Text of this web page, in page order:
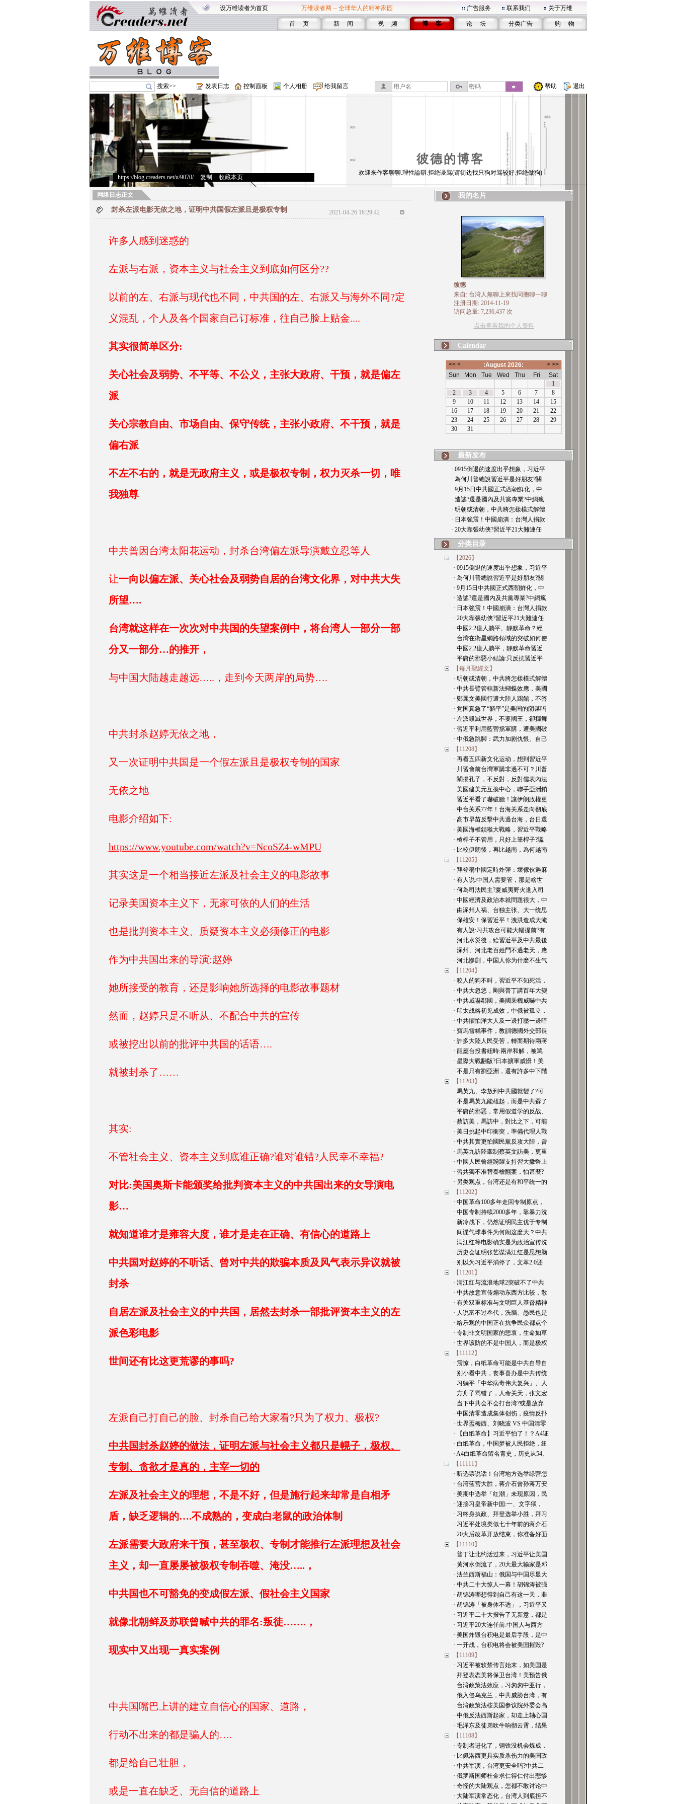
设万维读者为首页 万维读者网 -- 全球华人的精神家园 广告服务 联系我们 关于万维
首 页 新 闻 视 频 博 客 论 坛 分类广告 购 物
搜索>> 发表日志 控制面板 个人相册 给我留言 帮助 退出
彼德的博客
https://blog.creaders.net/u/9070/> 复制 收藏本页
欢迎来作客聊聊.理性論辯.拒绝谩骂(请街边找只狗对骂较好.拒绝做狗)
网络日志正文
封杀左派电影无依之地，证明中共国假左派且是极权专制 2021-04-26 18:29:42
许多人感到迷惑的
左派与右派，资本主义与社会主义到底如何区分??
以前的左、右派与现代也不同，中共国的左、右派又与海外不同?定
义混乱，个人及各个国家自己订标准，往自己脸上贴金....
其实很简单区分:
关心社会及弱势、不平等、不公义，主张大政府、干预，就是偏左
派
关心宗教自由、市场自由、保守传统，主张小政府、不干预，就是
偏右派
不左不右的，就是无政府主义，或是极权专制，权力灭杀一切，唯
我独尊
中共曾因台湾太阳花运动，封杀台湾偏左派导演戴立忍等人
让一向以偏左派、关心社会及弱势自居的台湾文化界，对中共大失
所望….
台湾就这样在一次次对中共国的失望案例中，将台湾人一部分一部
分又一部分…的推开，
与中国大陆越走越远…..，走到今天两岸的局势….
中共封杀赵婷无依之地，
又一次证明中共国是一个假左派且是极权专制的国家
无依之地
电影介绍如下:
https://www.youtube.com/watch?v=NcoSZ4-wMPU
其实这是一个相当接近左派及社会主义的电影故事
记录美国资本主义下，无家可依的人们的生活
也是批判资本主义、质疑资本主义必须修正的电影
作为中共国出来的导演:赵婷
她所接受的教育，还是影响她所选择的电影故事题材
然而，赵婷只是不听从、不配合中共的宣传
或被挖出以前的批评中共国的话语….
就被封杀了……
其实:
不管社会主义、资本主义到底谁正确?谁对谁错?人民幸不幸福?
对比:美国奥斯卡能颁奖给批判资本主义的中共国出来的女导演电
影…
就知道谁才是雍容大度，谁才是走在正确、有信心的道路上
中共国对赵婷的不听话、曾对中共的欺骗本质及风气表示异议就被
封杀
自居左派及社会主义的中共国，居然去封杀一部批评资本主义的左
派色彩电影
世间还有比这更荒谬的事吗?
左派自己打自己的脸、封杀自己给大家看?只为了权力、极权?
中共国封杀赵婷的做法，证明左派与社会主义都只是幌子，极权、
专制、贪欲才是真的，主宰一切的
左派及社会主义的理想，不是不好，但是施行起来却常是自相矛
盾，缺乏逻辑的….不成熟的，变成白老鼠的政治体制
左派需要大政府来干预，甚至极权、专制才能推行左派理想及社会
主义，却一直屡屡被极权专制吞噬、淹没…..，
中共国也不可豁免的变成假左派、假社会主义国家
就像北朝鲜及苏联曾喊中共的罪名:叛徒…….，
现实中又出现一真实案例
中共国嘴巴上讲的建立自信心的国家、道路，
行动不出来的都是骗人的….
都是给自己壮胆，
或是一直在缺乏、无自信的道路上
我的名片
彼德
来自: 台湾人無聊上來找同胞聊一聊
注册日期: 2014-11-19
访问总量: 7,236,437 次
点击查看我的个人资料
Calendar
最新发布
· 0915倒退的速度出乎想象，习近平
· 為何川普總說習近平是好朋友?關
· 9月15日中共國正式西朝鮮化，中
· 造謠?還是國內及共黨專業?中網瘋
· 明朝或清朝，中共將怎樣模式解體
· 日本強震！中國崩潰：台灣人捐款
· 20大靠張幼俠?習近平21大難連任
分类目录
【2026】
· 0915倒退的速度出乎想象，习近平
· 為何川普總說習近平是好朋友?關
· 9月15日中共國正式西朝鮮化，中
· 造謠?還是國內及共黨專業?中網瘋
· 日本強震！中國崩潰：台灣人捐款
· 20大靠張幼俠?習近平21大難連任
· 中國2.2億人躺平、靜默革命？經
· 台灣在衛星網路領域的突破如何使
· 中國2.2億人躺平，靜默革命習近
· 平庸的邪惡小結論:只反抗習近平
【每月聖經文】
· 明朝或清朝，中共將怎樣模式解體
· 中共長臂管轄新法蝴蝶效應，美國
· 鄭麗文美國行遭大陸人踢館，不答
· 党国真急了“躺平”是美国的阴谋吗
· 左派毀滅世界，不要國王，卻揮舞
· 習近平利用藍營擋軍購，遭美國破
· 中俄急跳脚：武力加剧仇恨。自己
【11208】
· 再看五四新文化运动，想到習近平
· 川習會前台灣軍購非過不可？川普
· 闡揚孔子，不反對，反對儒表內法
· 美國建美元互換中心，聯手亞洲鎖
· 習近平看了嚇破膽！讓伊朗政權更
· 中台关系77年！台海关系走向彻底
· 高市早苗反擊中共過台海，台日還
· 美國海權鎖喉大戰略，習近平戰略
· 槍桿子不管用，只好上筆桿子?謊
· 比較伊朗後，再比越南，為何越南
【11205】
· 拜登稱中國定時炸彈：壞傢伙遇麻
· 有人说:中国人需要管，那是啥世
· 何為司法民主?夏威夷野火進入司
· 中國經濟及政治本就問題很大，中
· 由涿州人祸、台独主张、大一统思
· 保雄安！保習近平！洩洪造成大淹
· 有人說:习共攻台可能大幅提前?有
· 河北水災後，給習近平及中共最後
· 涿州、河北老百姓鬥不過老天，應
· 河北惨剧，中国人你为什麽不生气
【11204】
· 咬人的狗不叫，習近平不知死活，
· 中共大忽悠，剛與普丁講百年大變
· 中共威嚇鄰國，美國乘機威嚇中共
· 印太战略初见成效，中俄被孤立，
· 中共懼怕洋大人及一邊打壓一邊暗
· 寶馬雪糕事件，教訓德國外交部長
· 許多大陸人民受苦，轉而期待兩蔣
· 龍應台投書紐時:兩岸和解，被罵
· 星際大戰翻版?日本擴軍威懾！美
· 不是只有劉亞洲，還有許多中下階
【11203】
· 馬英九、李敖到中共國就變了?可
· 不是馬英九能雄起，而是中共孬了
· 平庸的邪恶，常用假道学的反战、
· 蔡訪美，馬訪中，對比之下，可能
· 美日挑起中印衝突，準備代理人戰
· 中共其實更怕國民黨反攻大陸，曾
· 馬英九訪陸牽制蔡英文訪美，更重
· 中國人民曾經踴躍支持習大撒幣上
· 習共獨不准替秦檜翻案，怕甚麼?
· 另类观点，台湾还是有和平统一的
【11202】
· 中国革命100多年走回专制原点，
· 中国专制持续2000多年，靠暴力洗
· 新冷战下，仍然证明民主优于专制
· 间谍气球事件为何闹这麽大？中共
· 满江红等电影确实是为政治宣传洗
· 历史会证明张艺谋满江红是思想脑
· 别以为习近平消停了，文革2.0还
【11201】
· 满江红与流浪地球2突破不了中共
· 中共故意宣传煽动东西方比较，散
· 有关双重标准与文明巨人基督精神
· 人说富不过叁代，洗脑、愚民也是
· 给乐观的中国正在抗争民众都点个
· 专制非文明国家的悲哀，生命如草
· 世界该防的不是中国人，而是极权
【11112】
· 震惊，白纸革命可能是中共自导自
· 别小看中共，丧事喜办是中共传统
· 习躺平「中华病毒伟大复兴」、人
· 方舟子骂错了，人命关天，张文宏
· 当下中共会不会打台湾?或是放弃
· 中国清零造成集体创伤，疫情反扑
· 世界盃梅西、刘晓波 VS 中国清零
· 【白纸革命】习近平怕了！？A4证
· 白纸革命，中国梦被人民拒绝，纽
· A4白纸革命留名青史，历史从54、
【11111】
· 听选票说话！台湾地方选举绿营怎
· 台湾蓝营大胜，蒋介石曾孙蒋万安
· 美期中选举「红潮」未现原因，民
· 迎接习皇帝新中国:一、文字狱，
· 习终身执政、拜登选举小胜，拜习
· 习近平处境类似七十年前的蒋介石
· 20大后改革开放结束，你准备好面
【11110】
· 普丁让北约活过来，习近平让美国
· 黄河水倒流了，20大最大输家是邓
· 法兰西斯福山：俄国与中国尽显大
· 中共二十大惊人一幕！胡锦涛被强
· 胡锦涛哪想得到自己有这一天，韭
· 胡锦涛「被身体不适」，习近平又
· 习近平二十大报告了无新意，都是
· 习近平20大连任前:中国人与西方
· 美国炸毁台积电是最后手段，是中
· 一开战，台积电将会被美国摧毁?
【11109】
· 习近平被软禁传言始末，如美国是
· 拜登表态美将保卫台湾！美预告俄
· 台湾政策法效应，习匆匆中亚行，
· 俄入侵乌克兰，中共威胁台湾，有
· 台湾政策法桉美国参议院外委会高
· 中俄反法西斯起家，却走上轴心国
· 毛泽东及徒弟吹牛响彻云霄，结果
【11108】
· 专制者进化了，钢铁没机会炼成，
· 比佩洛西更具实质杀伤力的美国政
· 中共军演，台湾更安全吗?中共二
· 俄罗斯国师杜金求仁得仁付出悲惨
· 奇怪的大陆观点，怎都不敢讨论中
· 大陆军演常态化，台湾人到底担不